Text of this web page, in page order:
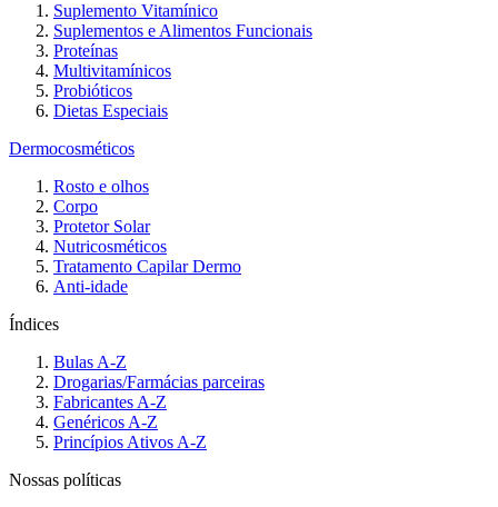
Suplemento Vitamínico
Suplementos e Alimentos Funcionais
Proteínas
Multivitamínicos
Probióticos
Dietas Especiais
Dermocosméticos
Rosto e olhos
Corpo
Protetor Solar
Nutricosméticos
Tratamento Capilar Dermo
Anti-idade
Índices
Bulas A-Z
Drogarias/Farmácias parceiras
Fabricantes A-Z
Genéricos A-Z
Princípios Ativos A-Z
Nossas políticas